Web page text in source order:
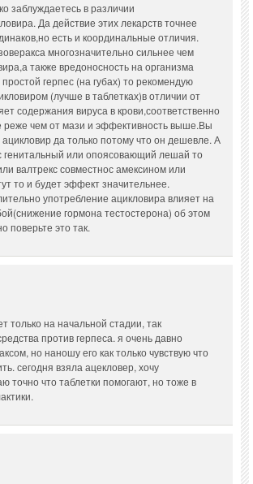
заблуждаетесь в различии
Да действие этих лекарств точнее
есть и координальные отличия.
многозначительно сильнее чем
также вредоносность на организма
герпес (на губах) то рекомендую
(лучше в таблетках)в отличии от
содержания вируса в крови,соответственно
реже чем от мази и эффективность выше.Вы
да только потому что он дешевле. А
генитальный или опоясовающий лешай то
валтрекс совместнос амексином или
то и будет эффект значительнее.
употребление ацикловира влияет на
гормона тестостерона) об этом
поверьте это так.
только на начальной стадии, так
против герпеса. я очень давно
но наношу его как только чувствую что
сегодня взяла ацекловер, хочу
точно что таблетки помогают, но тоже в